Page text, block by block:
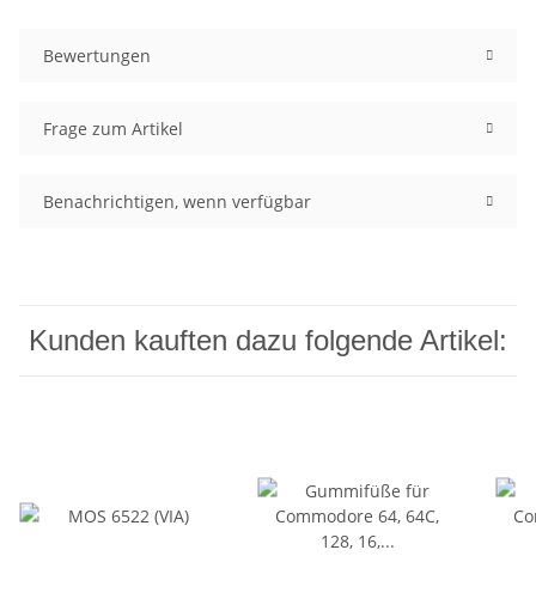
Bewertungen
Frage zum Artikel
Benachrichtigen, wenn verfügbar
Kunden kauften dazu folgende Artikel: